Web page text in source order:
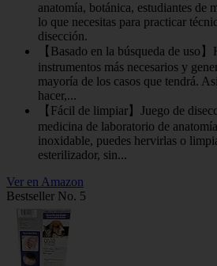
anatomía, botánica, estudiantes de
lo que necesitas para practicar
disección.
【Basado en la búsqueda de uso
instrumentos más necesarios y
mayoría de los casos que tendrá.
hacer,...
【Fácil de limpiar】Juego de
medicina de laboratorio de
inoxidable, puedes hervirlas o
esterilizador, sin...
Ver en Amazon
Bestseller No. 5